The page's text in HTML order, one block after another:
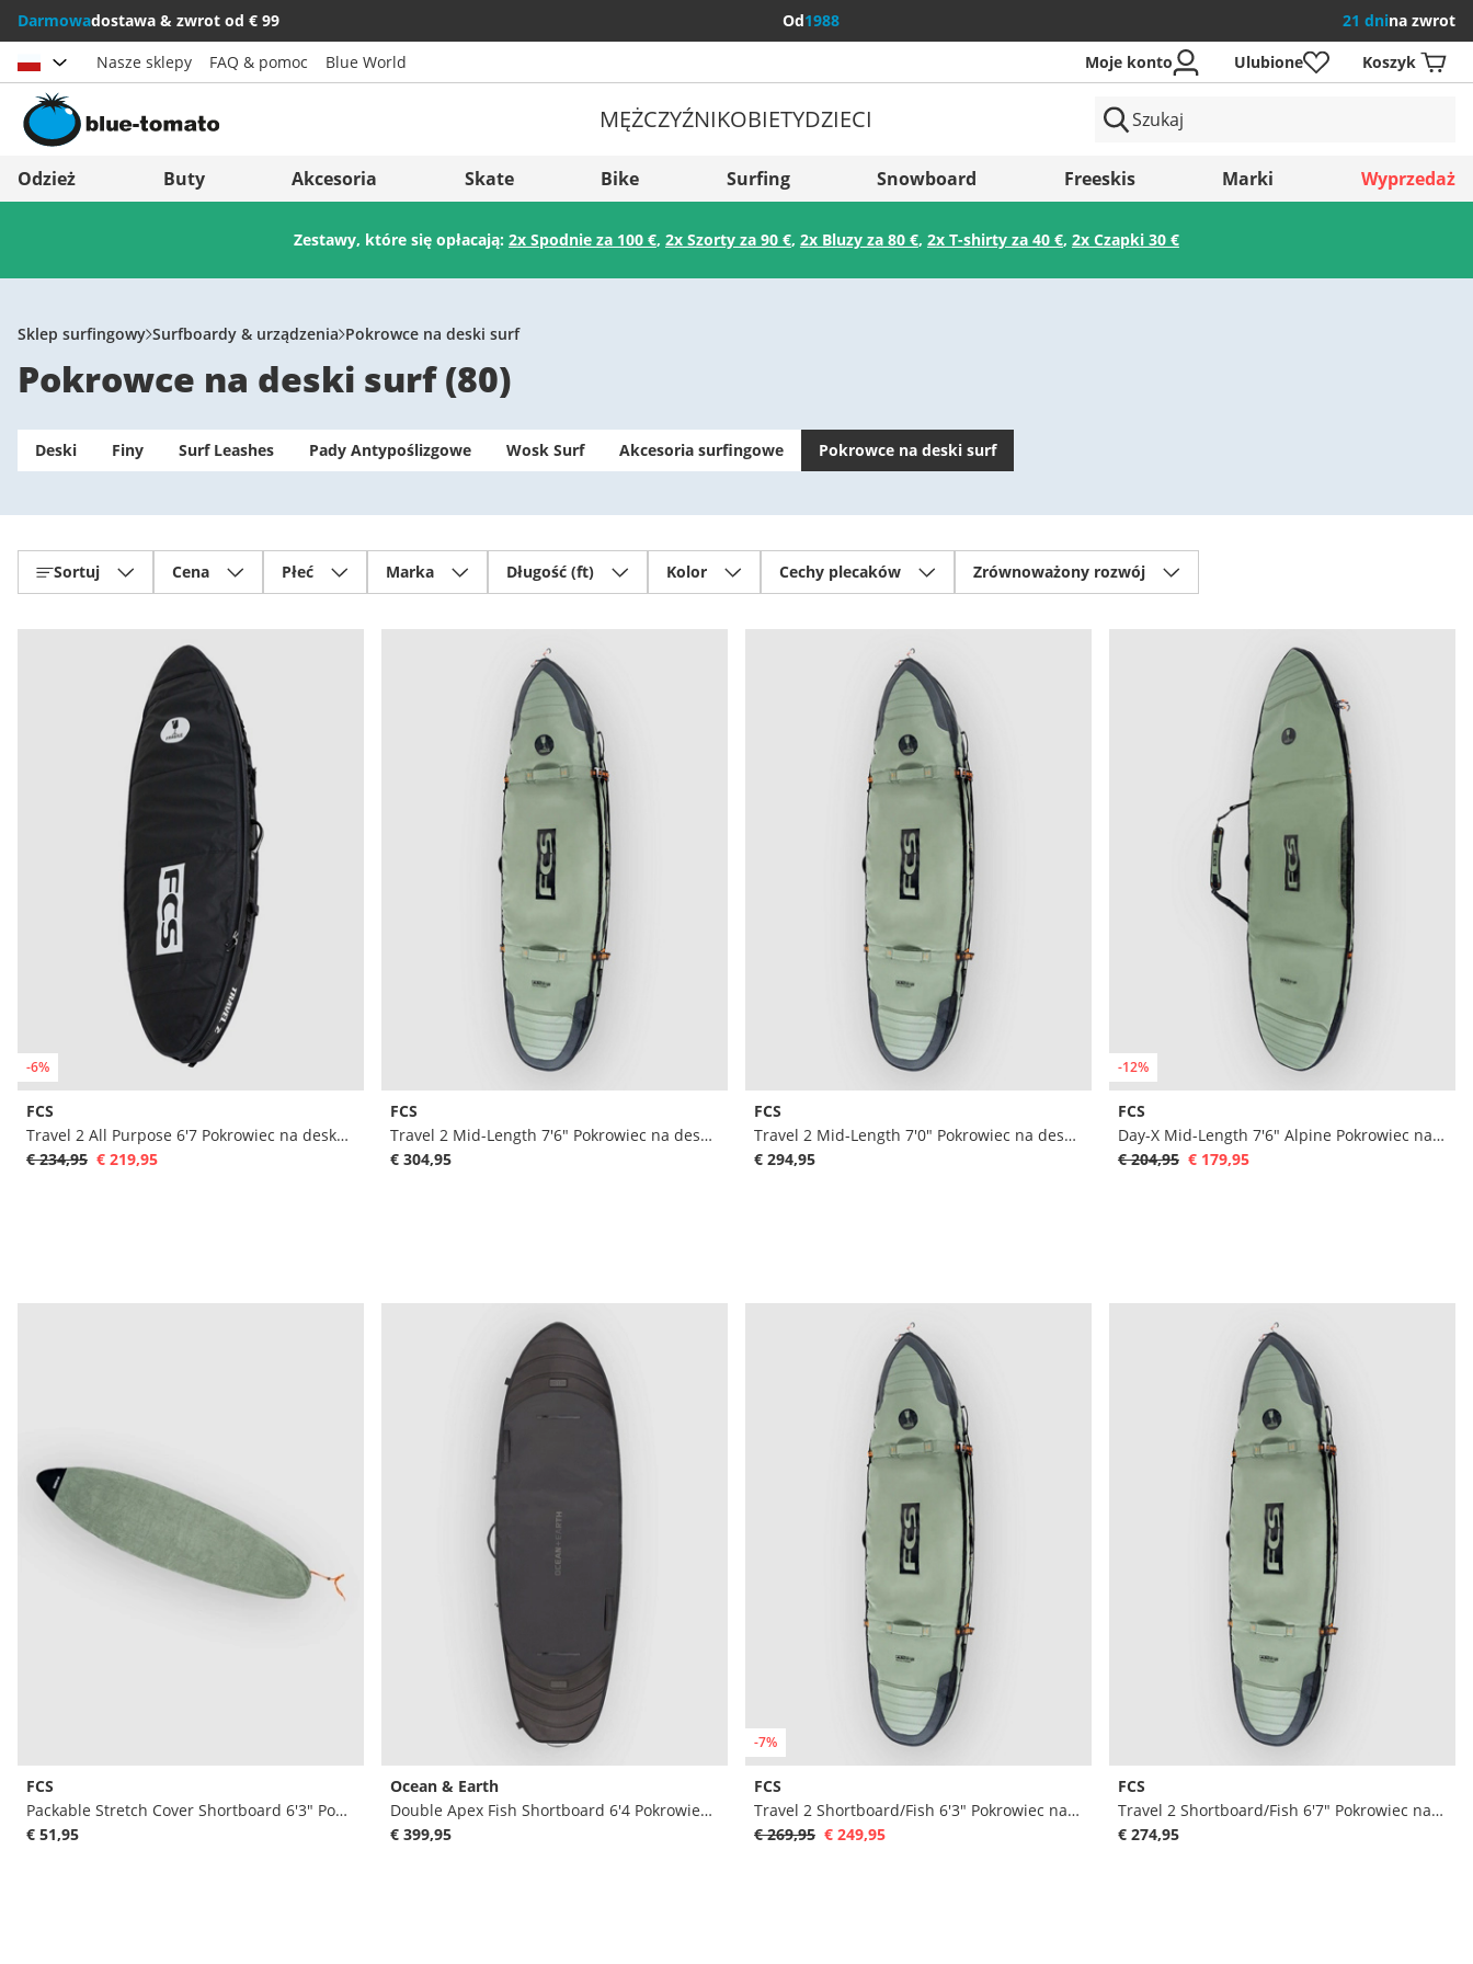
Darmowadostawa & zwrot od € 99 Od1988 21 dnina zwrot
Wybierz kraj
Österreich
Svizzera (Italiano)
France
Italia (Italiano)
Italien (Deutsch)
Suomi
United Kingdom
Slovenija
België (Nederlands)
Danmark
Norge
Zapisz
Nasze sklepy FAQ & pomoc Blue World Moje konto Ulubione Koszyk
MĘŻCZYŹNIKOBIETYDZIECI
Odzież Buty Akcesoria Skate Bike Surfing Snowboard Freeskis Marki Wyprzedaż
Zestawy, które się opłacają: 2x Spodnie za 100 €, 2x Szorty za 90 €, 2x Bluzy za 80 €, 2x T-shirty za 40 €, 2x Czapki 30 €
Sklep surfingowy Surfboardy & urządzenia Pokrowce na deski surf
Pokrowce na deski surf(80)
Deski Finy Surf Leashes Pady Antypoślizgowe Wosk Surf Akcesoria surfingowe Pokrowce na deski surf
Sortuj Cena Płeć Marka Długość (ft) Kolor Cechy plecaków Zrównoważony rozwój
-6%
FCS
Travel 2 All Purpose 6'7 Pokrowiec na deske surfingowa
€ 234,95 € 219,95
FCS
Travel 2 Mid-Length 7'6" Pokrowiec na deske surfingowa
€ 304,95
FCS
Travel 2 Mid-Length 7'0" Pokrowiec na deske surfingowa
€ 294,95
-12%
FCS
Day-X Mid-Length 7'6" Alpine Pokrowiec na deske surfingowa
€ 204,95 € 179,95
FCS
Packable Stretch Cover Shortboard 6'3" Pokrowiec na deske surfingowa
€ 51,95
Ocean & Earth
Double Apex Fish Shortboard 6'4 Pokrowiec na deske surfingowa
€ 399,95
-7%
FCS
Travel 2 Shortboard/Fish 6'3" Pokrowiec na deske surfingowa
€ 269,95 € 249,95
FCS
Travel 2 Shortboard/Fish 6'7" Pokrowiec na deske surfingowa
€ 274,95